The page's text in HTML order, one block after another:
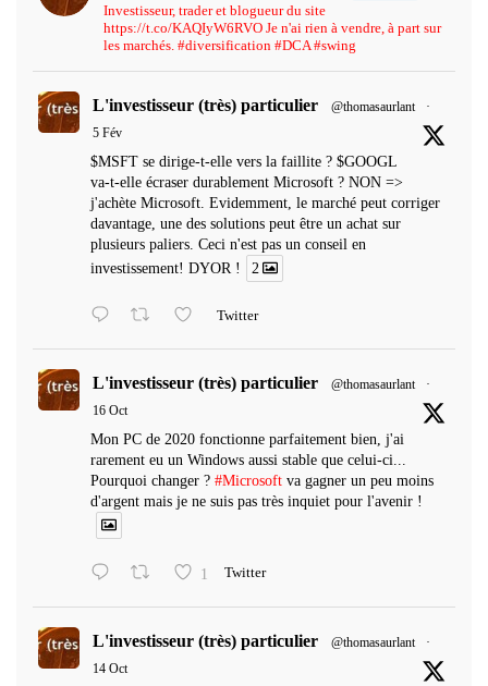
Investisseur, trader et blogueur du site
https://t.co/KAQIyW6RVO Je n'ai rien à vendre, à part sur
les marchés. #diversification #DCA #swing
L'investisseur (très) particulier @thomasaurlant
·
5 Fév
$MSFT se dirige-t-elle vers la faillite ? $GOOGL
va-t-elle écraser durablement Microsoft ? NON =>
j'achète Microsoft. Evidemment, le marché peut corriger
davantage, une des solutions peut être un achat sur
plusieurs paliers. Ceci n'est pas un conseil en
investissement! DYOR !
2
Twitter
L'investisseur (très) particulier @thomasaurlant
·
16 Oct
Mon PC de 2020 fonctionne parfaitement bien, j'ai
rarement eu un Windows aussi stable que celui-ci...
Pourquoi changer ? #Microsoft va gagner un peu moins
d'argent mais je ne suis pas très inquiet pour l'avenir !
1 Twitter
L'investisseur (très) particulier @thomasaurlant
·
14 Oct